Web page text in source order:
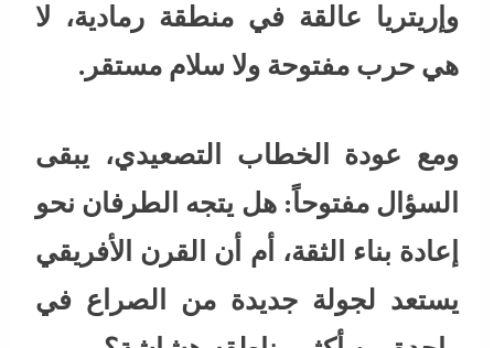
وإريتريا عالقة في منطقة رمادية، لا
هي حرب مفتوحة ولا سلام مستقر.
ومع عودة الخطاب التصعيدي، يبقى
السؤال مفتوحاً: هل يتجه الطرفان نحو
إعادة بناء الثقة، أم أن القرن الأفريقي
يستعد لجولة جديدة من الصراع في